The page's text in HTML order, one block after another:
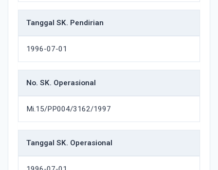
Tanggal SK. Pendirian
1996-07-01
No. SK. Operasional
Mi.15/PP004/3162/1997
Tanggal SK. Operasional